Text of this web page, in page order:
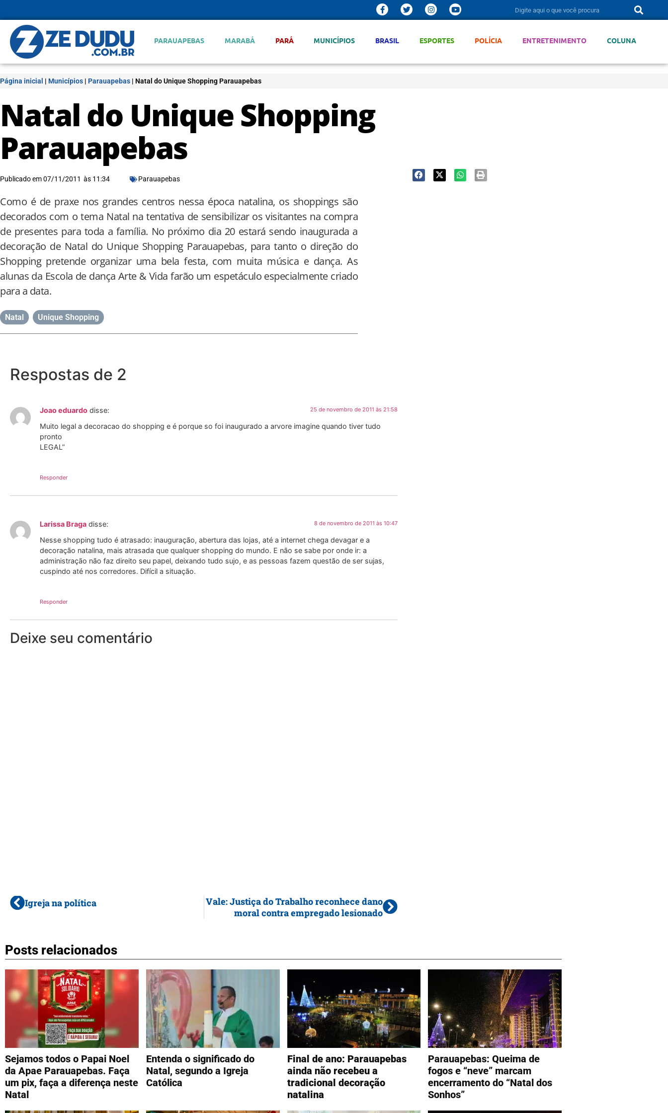
PARAUAPEBAS MARABÁ PARÁ MUNICÍPIOS BRASIL ESPORTES POLÍCIA ENTRETENIMENTO COLUNA
Página inicial | Municípios | Parauapebas | Natal do Unique Shopping Parauapebas
Natal do Unique Shopping
Parauapebas
Publicado em07/11/2011 às 11:34 Parauapebas
Como é de praxe nos grandes centros nessa época natalina, os shoppings são
decorados com o tema Natal na tentativa de sensibilizar os visitantes na compra
de presentes para toda a família. No próximo dia 20 estará sendo inaugurada a
decoração de Natal do Unique Shopping Parauapebas, para tanto o direção do
Shopping pretende organizar uma bela festa, com muita música e dança. As
alunas da Escola de dança Arte & Vida farão um espetáculo especialmente criado
para a data.
Natal Unique Shopping
Respostas de 2
Joao eduardo disse: 25 de novembro de 2011 às 21:58
Muito legal a decoracao do shopping e é porque so foi inaugurado a arvore imagine quando tiver tudo
pronto
LEGAL”
Responder
Larissa Braga disse: 8 de novembro de 2011 às 10:47
Nesse shopping tudo é atrasado: inauguração, abertura das lojas, até a internet chega devagar e a
decoração natalina, mais atrasada que qualquer shopping do mundo. E não se sabe por onde ir: a
administração não faz direito seu papel, deixando tudo sujo, e as pessoas fazem questão de ser sujas,
cuspindo até nos corredores. Difícil a situação.
Responder
Deixe seu comentário
Igreja na política
Vale: Justiça do Trabalho reconhece dano
moral contra empregado lesionado
Posts relacionados
Sejamos todos o Papai Noel
da Apae Parauapebas. Faça
um pix, faça a diferença neste
Natal
Entenda o significado do
Natal, segundo a Igreja
Católica
Final de ano: Parauapebas
ainda não recebeu a
tradicional decoração
natalina
Parauapebas: Queima de
fogos e “neve” marcam
encerramento do “Natal dos
Sonhos”